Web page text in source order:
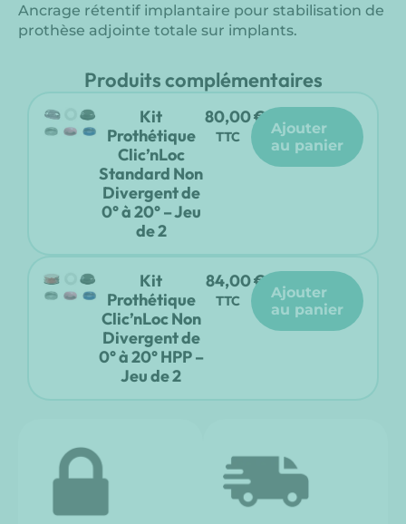
Ancrage rétentif implantaire pour stabilisation de
prothèse adjointe totale sur implants.
Produits complémentaires
Kit
Prothétique
Clic’nLoc
Standard Non
Divergent de
0° à 20° – Jeu
de 2
80,00€
TTC
ajouter
au panier
Kit
Prothétique
Clic’nLoc Non
Divergent de
0° à 20° HPP –
Jeu de 2
84,00€
TTC
ajouter
au panier